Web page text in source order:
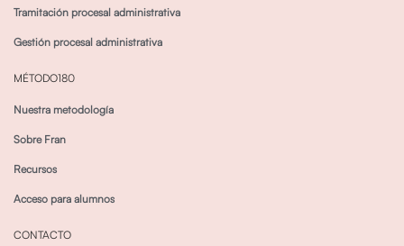
Tramitación procesal administrativa
Gestión procesal administrativa
MÉTODO180
Nuestra metodología
Sobre Fran
Recursos
Acceso para alumnos
CONTACTO